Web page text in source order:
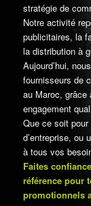
stratégie de
Notre activité
publicitaires, la
la distribution à
Aujourd’hui,
fournisseurs de
au Maroc, grâce
engagement
Que ce soit
d’entreprise, ou
à tous vos
Faites
référence pour
promotionnels